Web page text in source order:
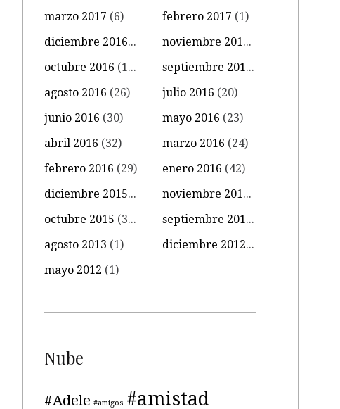
marzo 2017 (6) febrero 2017 (1)
diciembre 2016
(4) noviembre 2016(11)
octubre 2016 (14) septiembre 2016(18)
agosto 2016 (26) julio 2016 (20)
junio 2016 (30) mayo 2016 (23)
abril 2016 (32) marzo 2016 (24)
febrero 2016 (29) enero 2016 (42)
diciembre 2015
(39) noviembre 2015(18)
octubre 2015 (34) septiembre 2015(15)
agosto 2013 (1) diciembre 2012
(1)
mayo 2012 (1)
Nube
#Adele #amigos #amistad